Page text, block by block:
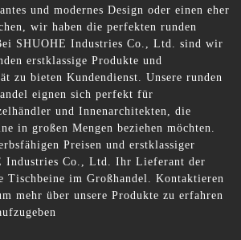
und modernes Design oder einen eher
wir haben die perfekten runden
SHUOHE Industries Co., Ltd. sind wir
erstklassige Produkte und
zu bieten Kundendienst. Unsere runden
eignen sich perfekt für
und Innenarchitekten, die
in großen Mengen beziehen möchten.
Preisen und erstklassiger
Industries Co., Ltd. Ihr Lieferant der
Tischbeine im Großhandel. Kontaktieren
mehr über unsere Produkte zu erfahren